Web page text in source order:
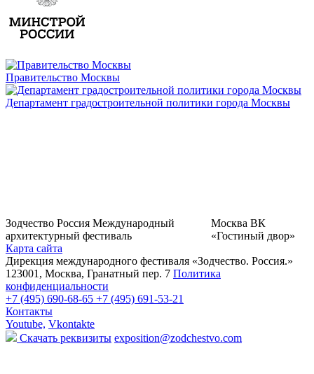
Правительство Москвы
Департамент градостроительной политики города Москвы
Зодчество Россия Международный
архитектурный фестиваль
Карта сайта
Москва ВК
«Гостиный двор»
Дирекция международного фестиваля «Зодчество. Россия.»
123001, Москва, Гранатный пер. 7 Политика
конфиденциальности
+7 (495) 690-68-65 +7 (495) 691-53-21
Контакты
Youtube, Vkontakte
Скачать реквизиты exposition@zodchestvo.com